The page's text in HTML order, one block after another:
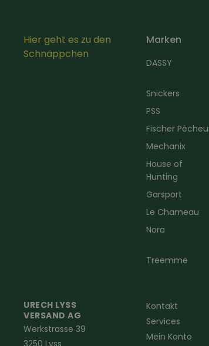
Hier geht es zu den
Schnäppchen
Marken
DASSY
Snickers
PSS
Fischer
Mechanix
House of
Hunting
Garsport
Le Chameau
Nora
Treemme
URECH LYSS
VERSAND AG
Werkstrasse 39
3250 Lyss
Kontakt
Services
Mein Konto